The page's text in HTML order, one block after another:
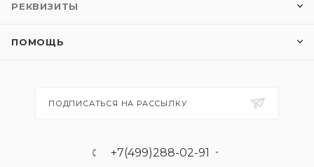
РЕКВИЗИТЫ
ПОМОЩЬ
ПОДПИСАТЬСЯ НА РАССЫЛКУ
+7(499)288-02-91